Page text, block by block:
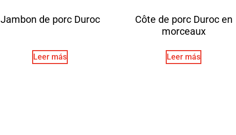
Jambon de porc Duroc
Leer más
Côte de porc Duroc en
morceaux
Leer más